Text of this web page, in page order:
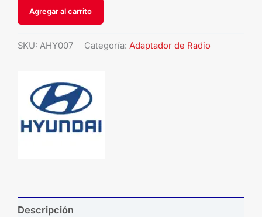
Agregar al carrito
SKU: AHY007 Categoría: Adaptador de Radio
Descripción